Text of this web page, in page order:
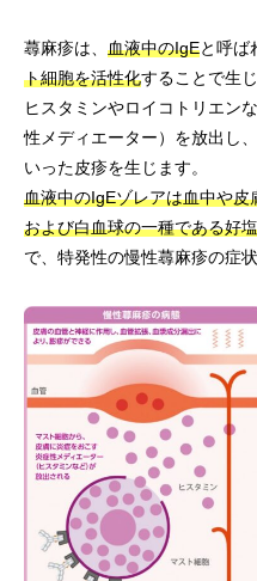
蕁麻疹は、 血液中のIgEと呼ば
ト細胞を活性化することで生
ヒスタミンやロイコトリエン
性メディエーター）を放出し
いった皮疹を生じます。
血液中のIgEゾレアは血中や
および白血球の一種である好
で、特発性の慢性蕁麻疹の症